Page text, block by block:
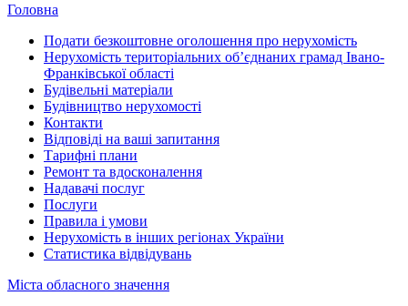
Головна
Подати безкоштовне оголошення про нерухомість
Нерухомість територіальних об’єднаних грамад Івано-
Франківської області
Будівельні матеріали
Будівництво нерухомості
Контакти
Відповіді на ваші запитання
Тарифні плани
Ремонт та вдосконалення
Надавачі послуг
Послуги
Правила і умови
Нерухомість в інших регіонах України
Статистика відвідувань
Міста обласного значення